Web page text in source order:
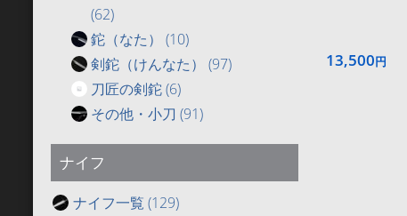
(62)
鉈（なた） (10)
剣鉈（けんなた） (97)
刀匠の剣鉈(6)
その他・小刀 (91)
ナイフ
ナイフ一覧 (129)
13,500円